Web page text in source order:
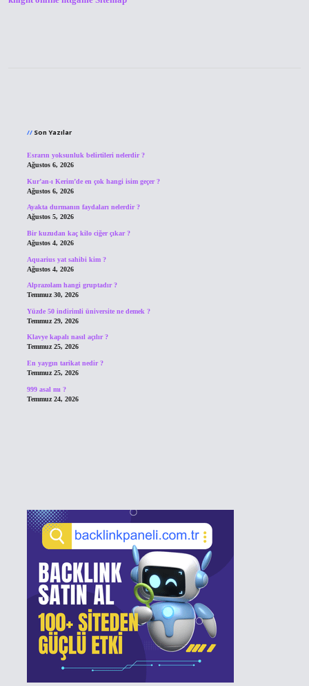
Bedduasından
Son Yazılar
Esrarın yoksunluk belirtileri nelerdir ?
Ağustos 6, 2026
Kur’an-ı Kerim’de en çok hangi isim geçer ?
Ağustos 6, 2026
Ayakta durmanın faydaları nelerdir ?
Ağustos 5, 2026
Bir kuzudan kaç kilo ciğer çıkar ?
Ağustos 4, 2026
Aquarius yat sahibi kim ?
Ağustos 4, 2026
Alprazolam hangi gruptadır ?
Temmuz 30, 2026
Yüzde 50 indirimli üniversite ne demek ?
Temmuz 29, 2026
Klavye kapalı nasıl açılır ?
Temmuz 25, 2026
En yaygın tarikat nedir ?
Temmuz 25, 2026
999 asal mı ?
Temmuz 24, 2026